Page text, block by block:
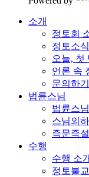
소개
정토회
정토소식
오늘, 첫
언론 속
문의하기
법륜스님
법륜스
스님의
즉문즉설
수행
수행 소
정토불